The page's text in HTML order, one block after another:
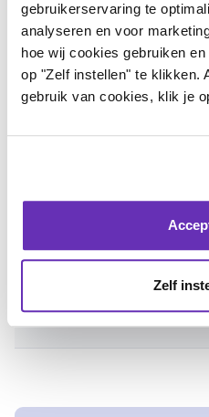
gebruikerservaring te
analyseren en voor
hoe wij cookies gebruiken
op "Zelf instellen" te klikken.
gebruik van cookies, klik je
Zelf
hier los van.
Er is geen andere manier om
de krachttraining voor je
trainen. En de vermoeidheid
Loginofregistreerom te